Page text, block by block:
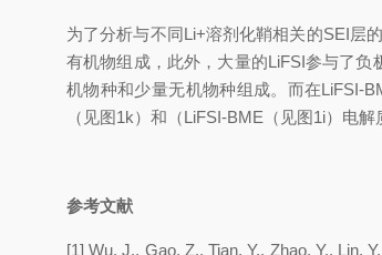
为了分析与不同Li+溶剂化鞘相关的SEI层
有机物组成，此外，大量的LiFSI参与了负
机物种和少量无机物种组成。而在L iFSI-
（见图1k）和（LiFSI-BME （见图1i）电解
参考文献
[1] Wu, J., Gao, Z., Tian, Y., Zhao, Y., Lin,